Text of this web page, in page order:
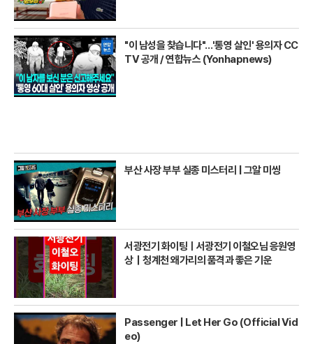
"이 남성을 찾습니다"…'통영 살인' 용의자 CC
TV 공개 / 연합뉴스 (Yonhapnews)
부산 사장 부부 실종 미스터리 | 그알 미씽
서광전기 화이팅ㅣ서광전기 이철오님 응원영
상｜청계천 왜가리의 품격과 좋은 기운
Passenger | Let Her Go (Official Vid
eo)